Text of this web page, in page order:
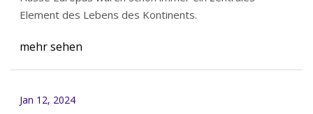
Element des Lebens des Kontinents.
mehr sehen
Jan 12, 2024